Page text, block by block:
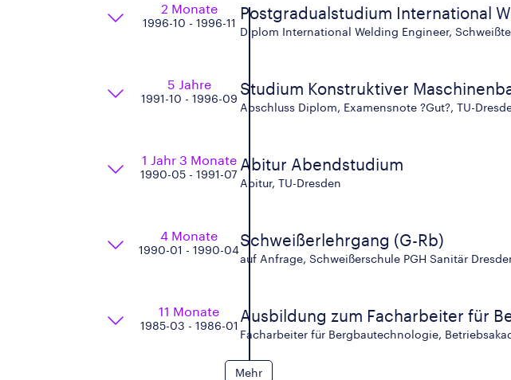
2 Monate
1996-10 - 1996-11
Postgradualstudium International
Diplom International Welding Engineer,
5 Jahre
1991-10 - 1996-09
Studium Konstruktiver
Abschluss Diplom, Examensnote ?Gut?, TU-
1 Jahr 3 Monate
1990-05 - 1991-07
Abitur Abendstudium
Abitur, TU-Dresden
4 Monate
1990-01 - 1990-04
Schweißerlehrgang (G-Rb)
auf Anfrage, Schweißerschule PGH Sanitär
11 Monate
1985-03 - 1986-01
Ausbildung zum Facharbeiter für
Facharbeiter für Bergbautechnologie,
Mehr